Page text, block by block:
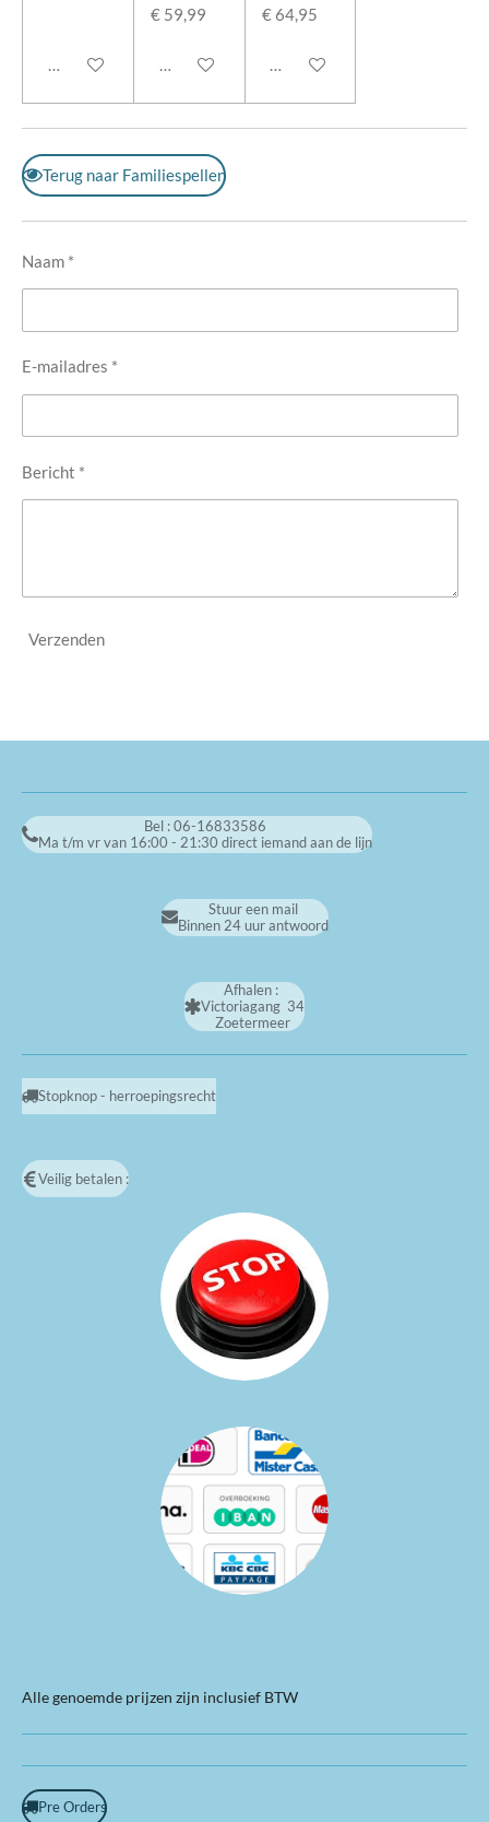
In winkelwagen
€ 59,99
In winkelwagen
€ 64,95
In winkelwagen
Terug naar Familiespellen
Naam *
E-mailadres *
Bericht *
Verzenden
Bel : 06-16833586
Ma t/m vr van 16:00 - 21:30 direct iemand aan de lijn
Stuur een mail
Binnen 24 uur antwoord
Afhalen :
Victoriagang 34
Zoetermeer
Stopknop - herroepingsrecht
Veilig betalen :
Alle genoemde prijzen zijn inclusief BTW
Pre Orders